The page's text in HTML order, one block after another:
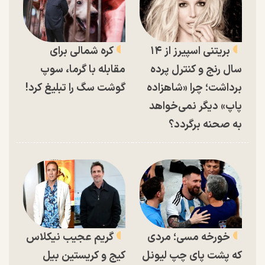
بریتنی اسپیرز از ۱۴
سال رنج و کنترل پرده
برداشت؛ چرا «شاهزاده
پاپ» دیگر نمی‌خواهد
به صحنه برگردد؟
کره شمالی برای
مقابله با گرما، سوپ
گوشت سگ را تبلیغ کرد!
خورخه مسی؛ مردی
که پشت پای چپ لیونل
گریم عجیب نیکلاس
کیج و کریستین بیل